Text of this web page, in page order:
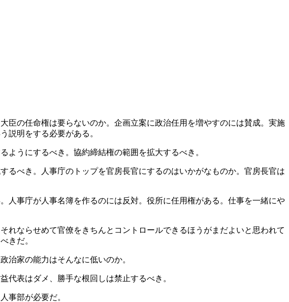
の任命権は要らないのか。企画立案に政治任用を増やすのには賛成。実施
説明をする必要がある。
うにするべき。協約締結権の範囲を拡大するべき。
べき。人事庁のトップを官房長官にするのはいかがなものか。官房長官は
事庁が人事名簿を作るのには反対。役所に任用権がある。仕事を一緒にや
ならせめて官僚をきちんとコントロールできるほうがまだよいと思われて
きだ。
家の能力はそんなに低いのか。
表はダメ、勝手な根回しは禁止するべき。
事部が必要だ。